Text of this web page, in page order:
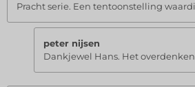
Pracht serie. Een tentoonstelling
peter nijsen
Dankjewel Hans. Het